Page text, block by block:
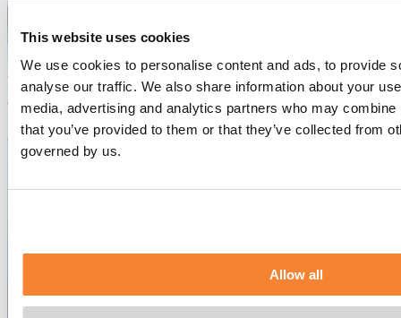
This website uses cookies
We use cookies to personalise content and ads, to provide
analyse our traffic. We also share information about your
media, advertising and analytics partners who may
that you’ve provided to them or that they’ve collected from
governed by us.
Allow all
载重量：3,000–3,200 kg
ALIMAK SCANDO 650 FC-S /39-46 ext.
尺寸：
1.5 x 3.9–4.6 m (宽 x 长)
载重量：
2,800–3,000 kg
速度：0–66 m/min
ALIMAK SCANDO 650
Applications
低层和高层建筑项目。
Size:
1.5 m (宽) x 2.8–5.0 m (长)
Capacity:
1500-3500 kg
Speed: 24 m/min
名字*
电子邮件*